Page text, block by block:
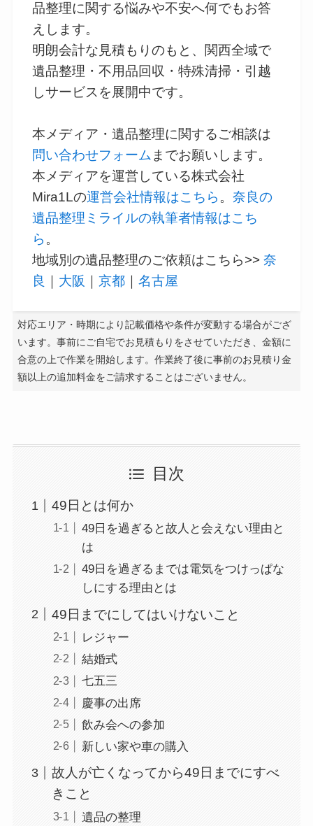
品整理に関する悩みや不安へ何でもお答
えします。
明朗会計な見積もりのもと、関西全域で
遺品整理・不用品回収・特殊清掃・引越
しサービスを展開中です。
本メディア・遺品整理に関するご相談は
問い合わせフォーム までお願いします。
本メディアを運営している株式会社
Mira1Lの運営会社情報はこちら 。奈良の
遺品整理ミライルの執筆者情報はこち
ら 。
地域別の遺品整理のご依頼はこちら>>奈
良
大阪 ｜京都 ｜名古屋
対応エリア・時期により記載価格や条件が変動する場合がござ
います。事前にご自宅でお見積もりをさせていただき、金額に
合意の上で作業を開始します。作業終了後に事前のお見積り金
額以上の追加料金をご請求することはございません。
目次
49日とは何か
49日を過ぎると故人と会えない理由と
は
49日を過ぎるまでは電気をつけっぱな
しにする理由とは
49日までにしてはいけないこと
レジャー
結婚式
七五三
慶事の出席
飲み会への参加
新しい家や車の購入
故人が亡くなってから49日までにすべ
きこと
遺品の整理